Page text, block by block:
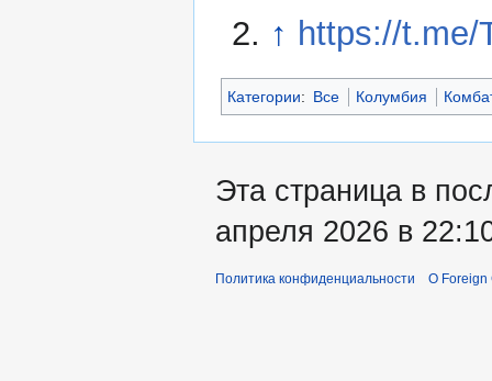
↑ https://t.me/
Категории: Все Колумбия
Эта страница в
апреля 2026 в
Политика конфиденциальности О Foreign